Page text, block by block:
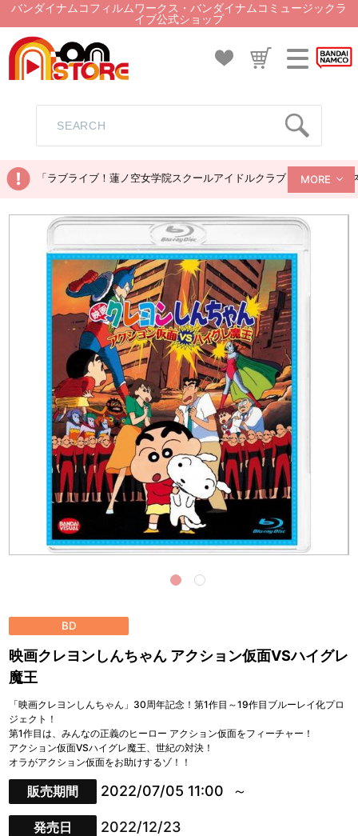
バンダイナムコフィルムワークス・バンダイナムコミュージックラ
イブ公式ショップ
「ラブライブ！蓮ノ空女学院スクールアイドルクラブ ぬいぐるみ
MORE
BD
映画クレヨンしんちゃん アクション仮面VSハイグレ
魔王
「映画クレヨンしんちゃん」30周年記念！第1作目～19作目ブルーレイ化プロ
ジェクト！
第1作目は、みんなの正義のヒーロー アクション仮面をフィーチャー！
アクション仮面VSハイグレ魔王、世紀の対決！
オラがアクション仮面をお助けするゾ！！
販売期間 2022/07/05 11:00
発売日 2022/12/23